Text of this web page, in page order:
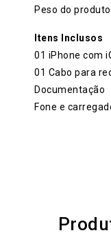
Peso do
Itens Inclusos
01 iPhone com
01 Cabo para
Documentação
Fone e